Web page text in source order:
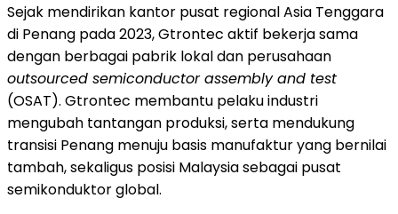
Sejak mendirikan kantor pusat regional Asia Tenggara
di Penang pada 2023, Gtrontec aktif bekerja sama
dengan berbagai pabrik lokal dan perusahaan
outsourced semiconductor assembly and test
(OSAT). Gtrontec membantu pelaku industri
mengubah tantangan produksi, serta mendukung
transisi Penang menuju basis manufaktur yang bernilai
tambah, sekaligus posisi Malaysia sebagai pusat
semikonduktor global.